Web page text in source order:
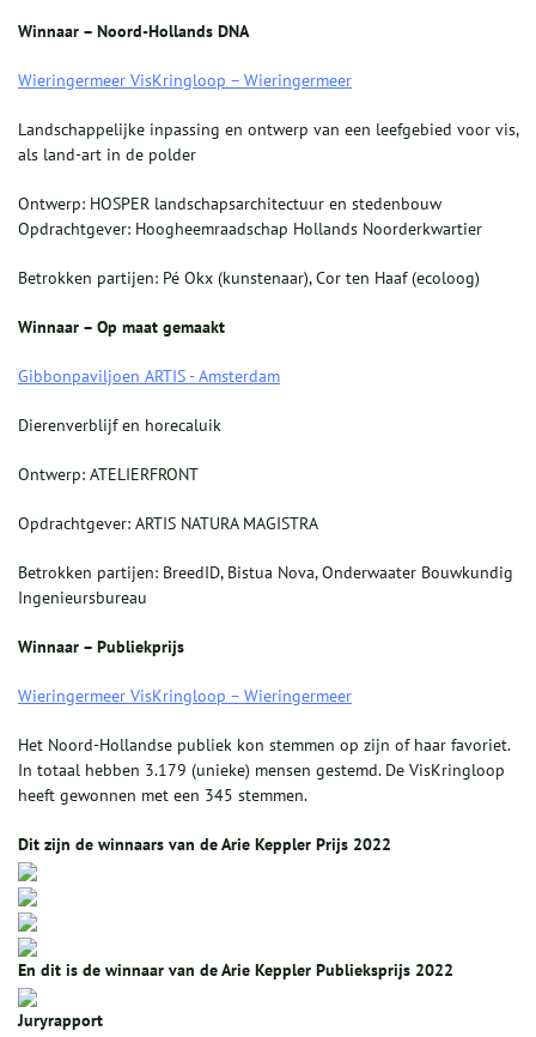
Winnaar – Noord-Hollands DNA
Wieringermeer VisKringloop – Wieringermeer
Landschappelijke inpassing en ontwerp van een leefgebied voor vis,
als land-art in de polder
Ontwerp: HOSPER landschapsarchitectuur en stedenbouw
Opdrachtgever: Hoogheemraadschap Hollands Noorderkwartier
Betrokken partijen: Pé Okx (kunstenaar), Cor ten Haaf (ecoloog)
Winnaar – Op maat gemaakt
Gibbonpaviljoen ARTIS - Amsterdam
Dierenverblijf en horecaluik
Ontwerp: ATELIERFRONT
Opdrachtgever: ARTIS NATURA MAGISTRA
Betrokken partijen: BreedID, Bistua Nova, Onderwaater Bouwkundig
Ingenieursbureau
Winnaar – Publiekprijs
Wieringermeer VisKringloop – Wieringermeer
Het Noord-Hollandse publiek kon stemmen op zijn of haar favoriet.
In totaal hebben 3.179 (unieke) mensen gestemd. De VisKringloop
heeft gewonnen met een 345 stemmen.
Dit zijn de winnaars van de Arie Keppler Prijs 2022
En dit is de winnaar van de Arie Keppler Publieksprijs 2022
Juryrapport